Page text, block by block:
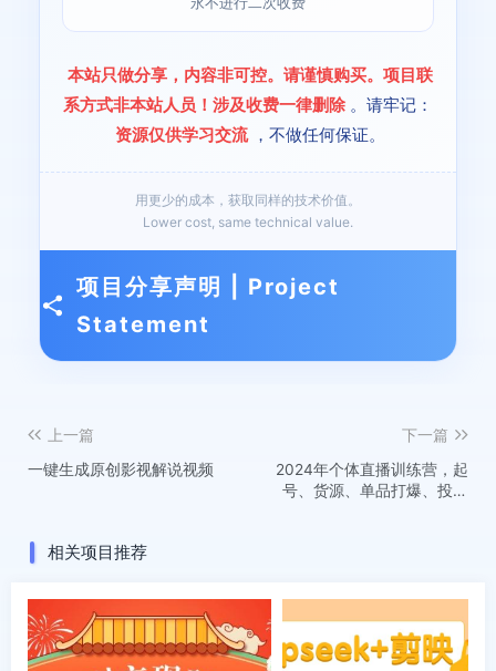
本站只做分享，内容非可控。请谨慎购买。项目联
系方式非本站人员！涉及收费一律删除 。请牢记：
资源仅供学习交流 ，不做任何保证。
用更少的成本，获取同样的技术价值。
Lower cost, same technical value.
项目分享声明 | Project
Statement
上一篇
一键生成原创影视解说视频
下一篇
2024年个体直播训练营，起
号、货源、单品打爆、投流
相关项目推荐